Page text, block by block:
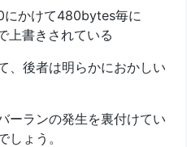
かけて480bytes毎に
書きされている
、後者は明らかにおかしい
ーランの発生を裏付けてい
しょう。